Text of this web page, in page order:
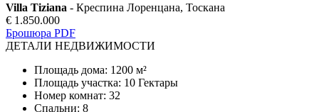
Villa Tiziana - Креспина Лоренцана, Тоскана
€ 1.850.000
Брошюра PDF
ДЕТАЛИ НЕДВИЖИМОСТИ
Площадь дома: 1200 м²
Площадь участка: 10 Гектары
Номер комнат: 32
Спальни: 8